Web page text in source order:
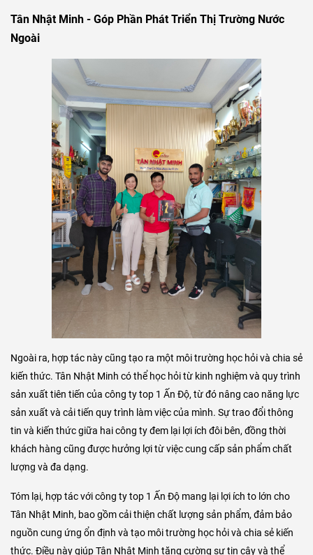
Tân Nhật Minh - Góp Phần Phát Triển Thị Trường Nước
Ngoài
Ngoài ra, hợp tác này cũng tạo ra một môi trường học hỏi và chia sẻ
kiến thức. Tân Nhật Minh có thể học hỏi từ kinh nghiệm và quy trình
sản xuất tiên tiến của công ty top 1 Ấn Độ, từ đó nâng cao năng lực
sản xuất và cải tiến quy trình làm việc của mình. Sự trao đổi thông
tin và kiến thức giữa hai công ty đem lại lợi ích đôi bên, đồng thời
khách hàng cũng được hưởng lợi từ việc cung cấp sản phẩm chất
lượng và đa dạng.
Tóm lại, hợp tác với công ty top 1 Ấn Độ mang lại lợi ích to lớn cho
Tân Nhật Minh, bao gồm cải thiện chất lượng sản phẩm, đảm bảo
nguồn cung ứng ổn định và tạo môi trường học hỏi và chia sẻ kiến
thức. Điều này giúp Tân Nhật Minh tăng cường sự tin cậy và thể